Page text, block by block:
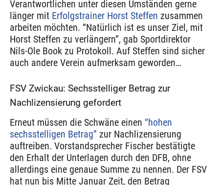
Verantwortlichen unter diesen Umständen gerne
länger mit Erfolgstrainer Horst Steffen zusammen
arbeiten möchten. “Natürlich ist es unser Ziel, mit
Horst Steffen zu verlängern”, gab Sportdirektor
Nils-Ole Book zu Protokoll. Auf Steffen sind sicher
auch andere Verein aufmerksam geworden…
FSV Zwickau: Sechsstelliger Betrag zur
Nachlizensierung gefordert
Erneut müssen die Schwäne einen “hohen
sechsstelligen Betrag” zur Nachlizensierung
auftreiben. Vorstandsprecher Fischer bestätigte
den Erhalt der Unterlagen durch den DFB, ohne
allerdings eine genaue Summe zu nennen. Der FSV
hat nun bis Mitte Januar Zeit, den Betrag